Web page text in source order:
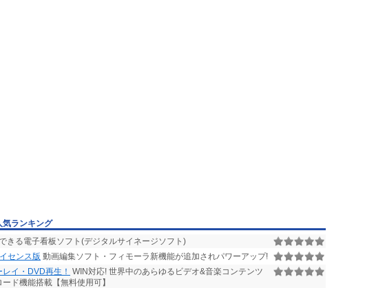
気ランキング
きる電子看板ソフト(デジタルサイネージソフト)
センス版 動画編集ソフト・フィモーラ新機能が追加されパワーアップ!
イ・DVD再生！ WIN対応! 世界中のあらゆるビデオ&音楽コンテンツ
ド機能搭載【無料使用可】